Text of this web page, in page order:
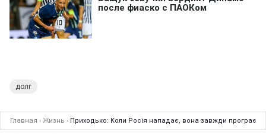
долг
Главная › Жизнь › Приходько: Коли Росія нападає, вона завжди програє